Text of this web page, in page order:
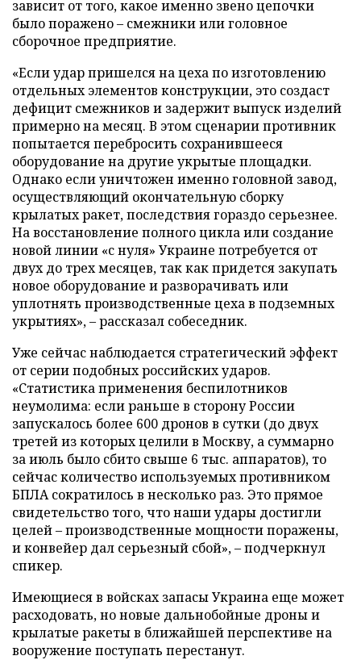
зависит от того, какое именно звено цепочки
было поражено – смежники или головное
сборочное предприятие.
«Если удар пришелся на цеха по изготовлению
отдельных элементов конструкции, это создаст
дефицит смежников и задержит выпуск изделий
примерно на месяц. В этом сценарии противник
попытается перебросить сохранившееся
оборудование на другие укрытые площадки.
Однако если уничтожен именно головной завод,
осуществляющий окончательную сборку
крылатых ракет, последствия гораздо серьезнее.
На восстановление полного цикла или создание
новой линии «с нуля» Украине потребуется от
двух до трех месяцев, так как придется закупать
новое оборудование и разворачивать или
уплотнять производственные цеха в подземных
укрытиях», – рассказал собеседник.
Уже сейчас наблюдается стратегический эффект
от серии подобных российских ударов.
«Статистика применения беспилотников
неумолима: если раньше в сторону России
запускалось более 600 дронов в сутки (до двух
третей из которых целили в Москву, а суммарно
за июль было сбито свыше 6 тыс. аппаратов), то
сейчас количество используемых противником
БПЛА сократилось в несколько раз. Это прямое
свидетельство того, что наши удары достигли
целей – производственные мощности поражены,
и конвейер дал серьезный сбой», – подчеркнул
спикер.
Имеющиеся в войсках запасы Украина еще может
расходовать, но новые дальнобойные дроны и
крылатые ракеты в ближайшей перспективе на
вооружение поступать перестанут.